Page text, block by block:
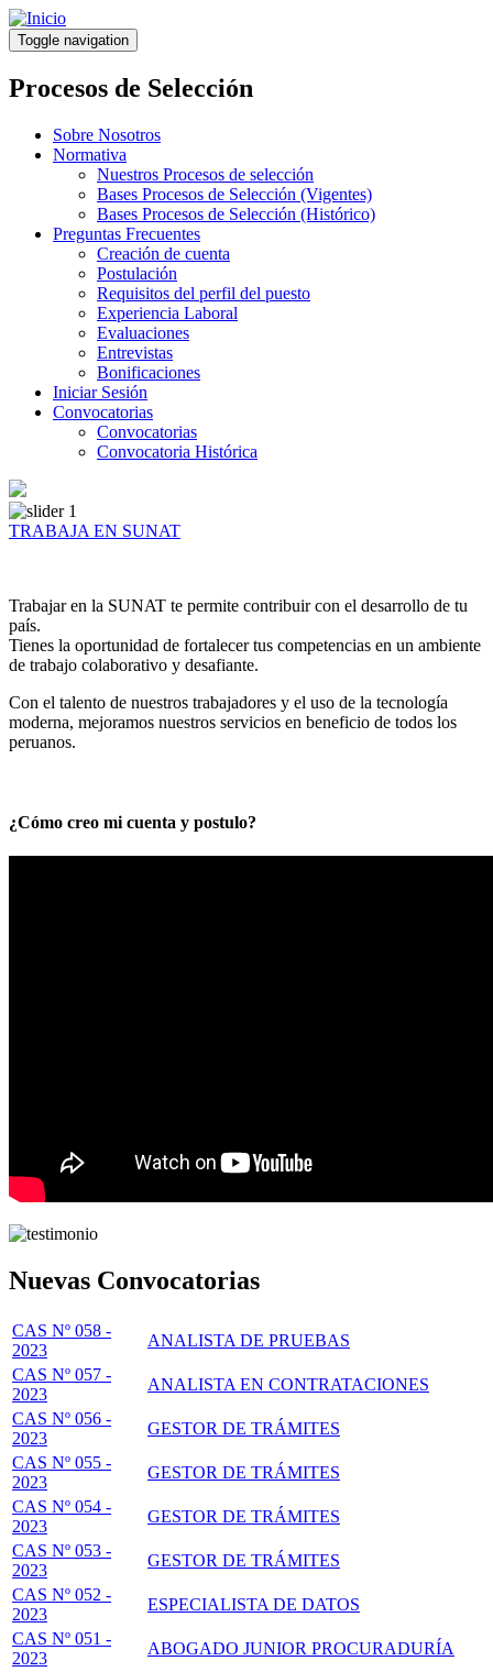
Pasar
al
contenido
principal
Toggle navigation
Procesos de Selección
Sobre Nosotros
Normativa
Nuestros Procesos de selección
Bases Procesos de Selección (Vigentes)
Bases Procesos de Selección (Histórico)
Preguntas Frecuentes
Creación de cuenta
Postulación
Requisitos del perfil del puesto
Experiencia Laboral
Evaluaciones
Entrevistas
Bonificaciones
Iniciar Sesión
Convocatorias
Convocatorias
Convocatoria Histórica
TRABAJA EN SUNAT
Trabajar en la SUNAT te permite contribuir con el desarrollo de tu
país.
Tienes la oportunidad de fortalecer tus competencias en un ambiente
de trabajo colaborativo y desafiante.
Con el talento de nuestros trabajadores y el uso de la tecnología
moderna, mejoramos nuestros servicios en beneficio de todos los
peruanos.
¿Cómo creo mi cuenta y postulo?
Nuevas Convocatorias
CAS Nº 058 -
2023
ANALISTA DE PRUEBAS
CAS Nº 057 -
2023
ANALISTA EN CONTRATACIONES
CAS Nº 056 -
2023
GESTOR DE TRÁMITES
CAS Nº 055 -
2023
GESTOR DE TRÁMITES
CAS Nº 054 -
2023
GESTOR DE TRÁMITES
CAS Nº 053 -
2023
GESTOR DE TRÁMITES
CAS Nº 052 -
2023
ESPECIALISTA DE DATOS
CAS Nº 051 -
2023
ABOGADO JUNIOR PROCURADURÍA